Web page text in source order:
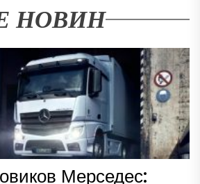
НОВИН
Мерседес: